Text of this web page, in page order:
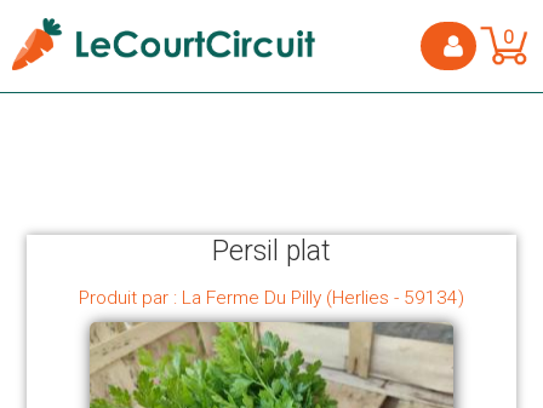
0
Persil plat
Produit par : La Ferme Du Pilly (Herlies - 59134)